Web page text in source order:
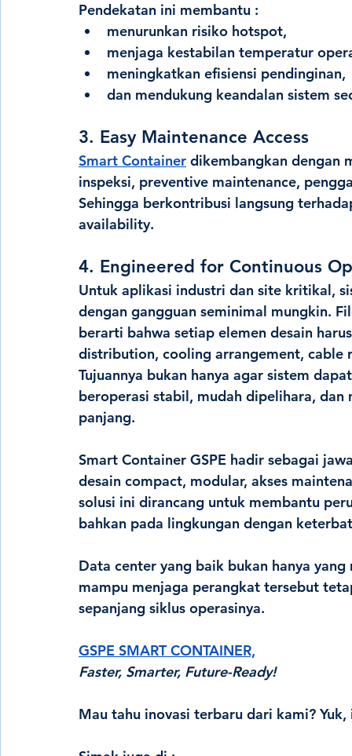
Pendekatan ini membantu :
menurunkan risiko hotspot,
menjaga kestabilan temperatur
meningkatkan efisiensi pendinginan,
dan mendukung keandalan sistem
3. Easy Maintenance Access
Smart Container dikembangkan dengan
inspeksi, preventive maintenance,
Sehingga berkontribusi langsung
availability.
4. Engineered for Continuous
Untuk aplikasi industri dan site kritikal,
dengan gangguan seminimal mungkin.
berarti bahwa setiap elemen desain
distribution, cooling arrangement, cable
Tujuannya bukan hanya agar sistem
beroperasi stabil, mudah dipelihara,
panjang.
Smart Container GSPE hadir sebagai
desain compact, modular, akses
solusi ini dirancang untuk membantu
bahkan pada lingkungan dengan
Data center yang baik bukan hanya
mampu menjaga perangkat tersebut
sepanjang siklus operasinya.
GSPE SMART CONTAINER,
Faster, Smarter, Future-Ready!
Mau tahu inovasi terbaru dari kami?